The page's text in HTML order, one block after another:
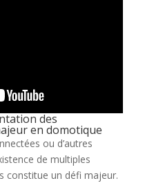
des
en domotique
ou d’autres
de multiples
constitue un défi majeur.